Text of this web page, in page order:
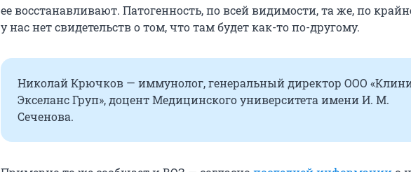
ее восстанавливают. Патогенность, по всей видимости, та же, по
у нас нет свидетельств о том, что там будет как-то по-другому.
Николай Крючков — иммунолог, генеральный директор ООО
Экселанс Груп», доцент Медицинского университета имени И. М.
Сеченова.